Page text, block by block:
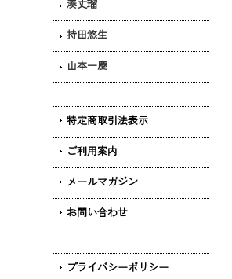
湊丈瑠
持田悠生
山本一慶
特定商取引法表示
ご利用案内
メールマガジン
お問い合わせ
プライバシーポリシー